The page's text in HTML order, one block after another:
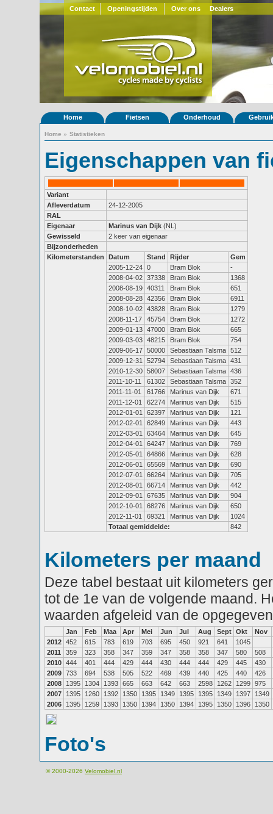
Contact Openingstijden Over ons Dealers
Home Fietsen Onderhoud
Home » Statistieken
Eigenschappen van
Variant
Afleverdatum
24-12-2005
RAL
Eigenaar
Marinus van Dijk (NL)
Gewisseld
2 keer van eigenaar
Bijzonderheden
Kilometerstanden
Datum Stand Rijder
Gem
2005-12-24 0 Bram Blok
-
2008-04-02 37338 Bram Blok
1368
2008-08-19 40311 Bram Blok
651
2008-08-28 42356 Bram Blok
6911
2008-10-02 43828 Bram Blok
1279
2008-11-17
45754 Bram Blok
1272
2009-01-13 47000 Bram Blok
665
2009-03-03 48215 Bram Blok
754
2009-06-17 50000 Sebastiaan Talsma 512
2009-12-31
52794 Sebastiaan Talsma 431
2010-12-30 58007 Sebastiaan Talsma 436
2011-10-11
61302 Sebastiaan Talsma 352
2011-11-01
61766 Marinus van Dijk
671
2011-12-01
62274 Marinus van Dijk
515
2012-01-01
62397 Marinus van Dijk
121
2012-02-01
62849 Marinus van Dijk
443
2012-03-01
63464 Marinus van Dijk
645
2012-04-01
64247 Marinus van Dijk
769
2012-05-01
64866 Marinus van Dijk
628
2012-06-01
65569 Marinus van Dijk
690
2012-07-01
66264 Marinus van Dijk
705
2012-08-01
66714 Marinus van Dijk
442
2012-09-01
67635 Marinus van Dijk
904
2012-10-01
68276 Marinus van Dijk
650
2012-11-01
69321 Marinus van Dijk
1024
Totaal gemiddelde:
842
Kilometers per maand
Deze tabel bestaat uit kilometers
tot de 1e van de volgende maand.
waarden afgeleid van de
Jan Feb Maa Apr Mei Jun Jul Aug Sept Okt
Nov
2012 452 615 783 619 703 695 450 921 641
1045
2011
359 323 358 347 359 347 358 358 347 580
508
2010 444 401 444 429 444 430 444 444 429 445
430
2009 733 694 538 505 522 469 439 440 425 440
426
2008
1395 1304 1393 665 663 642 663 2598 1262 1299 975
2007
1395 1260 1392 1350 1395 1349 1395 1395 1349 1397
1349
2006
1395 1259 1393 1350 1394 1350 1394 1395 1350 1396 1350
Foto's
© 2000-2026 Velomobiel.nl